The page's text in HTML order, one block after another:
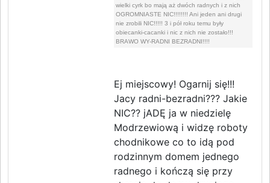
wielki cyrk bo mają aż dwóch radnych i z nich
OGROMNIASTE NIC!!!!!!!! Ani jeden ani drugi
nie zrobili NIC!!!!! 3 i pół roku temu były
obiecanki-cacanki i nic z nich nie zostało!!!
BRAWO WY-RADNI BEZRADNI!!!!
Ej miejscowy! Ogarnij się!!!
Jacy radni-bezradni??? Jakie
NIC?? jADĘ ja w niedzielę
Modrzewiową i widzę roboty
chodnikowe co to idą pod
rodzinnym domem jednego
radnego i kończą się przy